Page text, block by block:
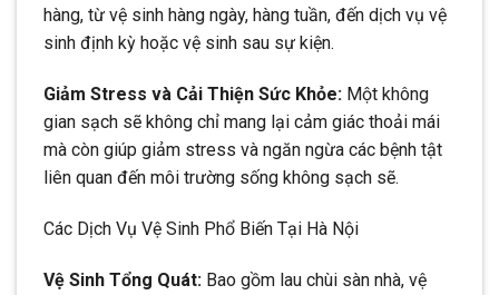
hàng, từ vệ sinh hàng ngày, hàng tuần, đến dịch vụ vệ
sinh định kỳ hoặc vệ sinh sau sự kiện.
Giảm Stress và Cải Thiện Sức Khỏe: Một không
gian sạch sẽ không chỉ mang lại cảm giác thoải mái
mà còn giúp giảm stress và ngăn ngừa các bệnh tật
liên quan đến môi trường sống không sạch sẽ.
Các Dịch Vụ Vệ Sinh Phổ Biến Tại Hà Nội
Vệ Sinh Tổng Quát: Bao gồm lau chùi sàn nhà, vệ